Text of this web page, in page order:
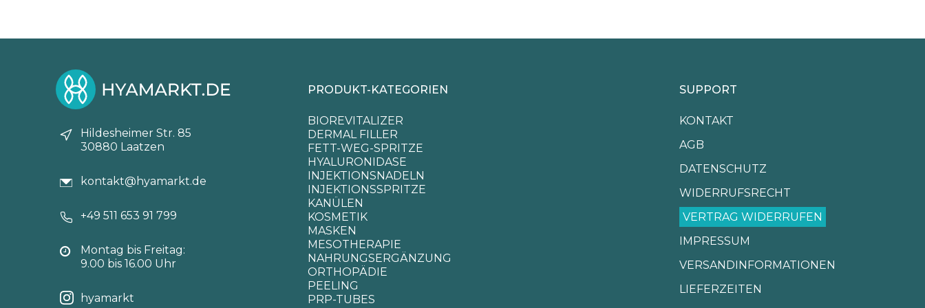
Hildesheimer Str. 85
30880 Laatzen
kontakt@hyamarkt.de
+49 511 653 91 799
Montag bis Freitag:
9.00 bis 16.00 Uhr
hyamarkt
PRODUKT-KATEGORIEN
BIOREVITALIZER
DERMAL FILLER
FETT-WEG-SPRITZE
HYALURONIDASE
INJEKTIONSNADELN
INJEKTIONSSPRITZE
KANÜLEN
KOSMETIK
MASKEN
MESOTHERAPIE
NAHRUNGSERGÄNZUNG
ORTHOPÄDIE
PEELING
PRP-TUBES
SUPPORT
KONTAKT
AGB
DATENSCHUTZ
WIDERRUFSRECHT
VERTRAG WIDERRUFEN
IMPRESSUM
VERSANDINFORMATIONEN
LIEFERZEITEN